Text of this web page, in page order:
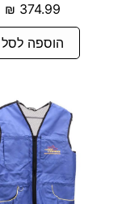
374.99
₪
הוספה לסל